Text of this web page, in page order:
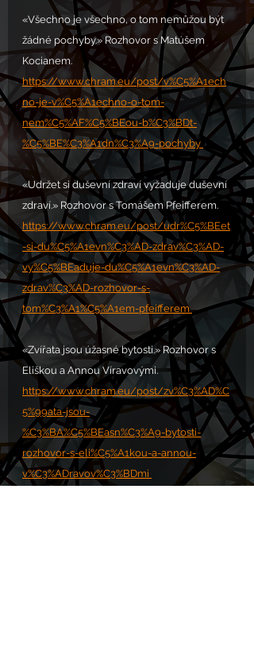
«Všechno je všechno, o tom nemůžou být
žádné pochyby.» Rozhovor s Matúšem
Kocianem.
https://www.chram.eu/post/v%C5%A1ech
no-je-v%C5%A1echno-o-tom-
nem%C5%AF%C5%BEou-b%C3%BDt-
%C5%BE%C3%A1dn%C3%A9-pochyby
«Udržet si duševní zdraví vyžaduje duševní
zdraví.» Rozhovor s Tomášem Pfeifferem.
https://www.chram.eu/post/udr%C5%BEet
-si-du%C5%A1evn%C3%AD-zdrav%C3%AD-
vy%C5%BEaduje-du%C5%A1evn%C3%AD-
zdrav%C3%AD-rozhovor-s-
tom%C3%A1%C5%A1em-pfeifferem
«Zvířata jsou úžasné bytosti.» Rozhovor s
Eliškou a Annou Víravovými.
https://www.chram.eu/post/zv%C3%AD%C
5%99ata-jsou-
%C3%BA%C5%BEasn%C3%A9-bytosti-
rozhovor-s-eli%C5%A1kou-a-annou-
v%C3%ADravov%C3%BDmi